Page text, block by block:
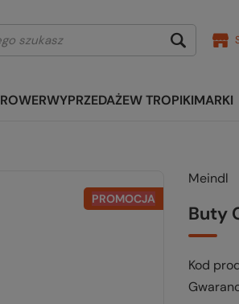
ROWERWYPRZEDAŻEW TROPIKIMARKI
PROMOCJA
Meindl
Buty
Kod